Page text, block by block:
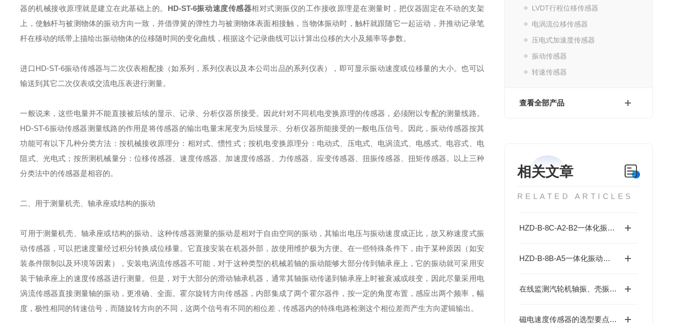
LVDT行程位移传感器
电涡流位移传感器
压电式加速度传感器
振动传感器
转速传感器
查看全部产品
相关文章
RELATED ARTICLES
HZD-B-8C-A2-B2一体化振动变送器具体是干嘛的？
HZD-B-8B-A5一体化振动传感器输出的信号为4-20mA电流信号
在线监测汽轮机轴振、壳振对于传感器及安装方式的不同选择
磁电速度传感器的选型要点与应用局限分析
器的机械接收原理就是建立在此基础上的。 HD-ST-6振动速度传感器相对式测振仪的工作接收原理是在测量时，把仪器固定在不动的支架
上，使触杆与被测物体的振动方向一致，并借弹簧的弹性力与被测物体表面相接触，当物体振动时，触杆就跟随它一起运动，并推动记录笔
杆在移动的纸带上描绘出振动物体的位移随时间的变化曲线，根据这个记录曲线可以计算出位移的大小及频率等参数。
进口HD-ST-6振动传感器与二次仪表相配接（如系列，系列仪表以及本公司出品的系列仪表），即可显示振动速度或位移量的大小。也可以
输送到其它二次仪表或交流电压表进行测量。
一般说来，这些电量并不能直接被后续的显示、记录、分析仪器所接受。因此针对不同机电变换原理的传感器，必须附以专配的测量线路。
HD-ST-6振动传感器测量线路的作用是将传感器的输出电量末尾变为后续显示、分析仪器所能接受的一般电压信号。因此，振动传感器按其
功能可有以下几种分类方法：按机械接收原理分：相对式、惯性式；按机电变换原理分：电动式、压电式、电涡流式、电感式、电容式、电
阻式、光电式；按所测机械量分：位移传感器、速度传感器、加速度传感器、力传感器、应变传感器、扭振传感器、扭矩传感器。以上三种
分类法中的传感器是相容的。
二、用于测量机壳、轴承座或结构的振动
可用于测量机壳、轴承座或结构的振动。这种传感器测量的振动是相对于自由空间的振动，其输出电压与振动速度成正比，故又称速度式振
动传感器，可以把速度量经过积分转换成位移量。它直接安装在机器外部，故使用维护极为方便。在一些特殊条件下，由于某种原因（如安
装条件限制以及环境等因素），安装电涡流传感器不可能，对于这种类型的机械若轴的振动能够大部分传到轴承座上，它的振动就可采用安
装于轴承座上的速度传感器进行测量。但是，对于大部分的滑动轴承机器，通常其轴振动传递到轴承座上时被衰减或歧变，因此尽量采用电
涡流传感器直接测量轴的振动，更准确、全面。霍尔旋转方向传感器，内部集成了两个霍尔器件，按一定的角度布置，感应出两个频率，幅
度，极性相同的转速信号，而随旋转方向的不同，这两个信号有不同的相位差，传感器内的特殊电路检测这个相位差而产生方向逻辑输出。